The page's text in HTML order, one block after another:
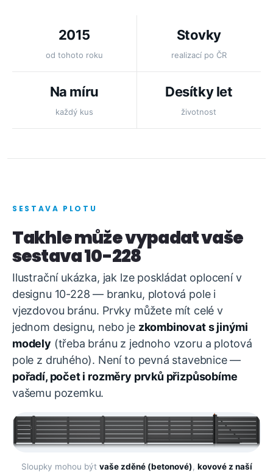
2015
od tohoto roku
Stovky
realizací po ČR
Na míru
každý kus
Desítky let
životnost
SESTAVA PLOTU
Takhle může vypadat vaše
sestava 10-228
Ilustrační ukázka, jak lze poskládat oplocení v
designu 10-228 — branku, plotová pole i
vjezdovou bránu. Prvky můžete mít celé v
jednom designu, nebo je zkombinovat s jinými
modely (třeba bránu z jednoho vzoru a plotová
pole z druhého). Není to pevná stavebnice —
pořadí, počet i rozměry prvků přizpůsobíme
vašemu pozemku.
Sloupky mohou být vaše zděné (betonové), kovové z naší